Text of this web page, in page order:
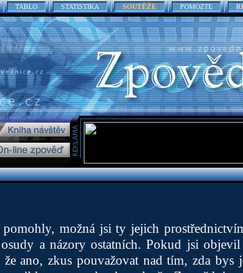
TABLO STATISTIKA SOUTĚŽE POMOZTE
pomohly, možná jsi ty jejich
a názory ostatních. Pokud jsi
ano, zkus pouvažovat nad tím, zda bys